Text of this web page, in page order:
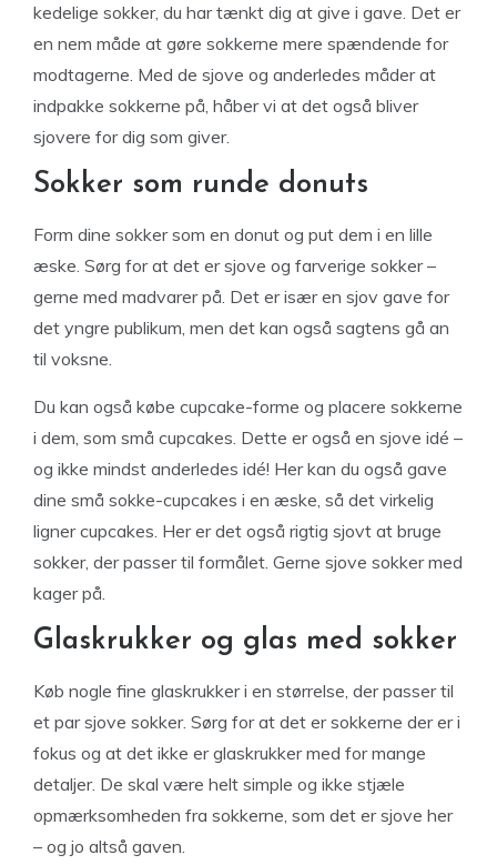
kedelige sokker, du har tænkt dig at give i gave. Det er
en nem måde at gøre sokkerne mere spændende for
modtagerne. Med de sjove og anderledes måder at
indpakke sokkerne på, håber vi at det også bliver
sjovere for dig som giver.
Sokker som runde donuts
Form dine sokker som en donut og put dem i en lille
æske. Sørg for at det er sjove og farverige sokker –
gerne med madvarer på. Det er især en sjov gave for
det yngre publikum, men det kan også sagtens gå an
til voksne.
Du kan også købe cupcake-forme og placere sokkerne
i dem, som små cupcakes. Dette er også en sjove idé –
og ikke mindst anderledes idé! Her kan du også gave
dine små sokke-cupcakes i en æske, så det virkelig
ligner cupcakes. Her er det også rigtig sjovt at bruge
sokker, der passer til formålet. Gerne sjove sokker med
kager på.
Glaskrukker og glas med sokker
Køb nogle fine glaskrukker i en størrelse, der passer til
et par sjove sokker. Sørg for at det er sokkerne der er i
fokus og at det ikke er glaskrukker med for mange
detaljer. De skal være helt simple og ikke stjæle
opmærksomheden fra sokkerne, som det er sjove her
– og jo altså gaven.